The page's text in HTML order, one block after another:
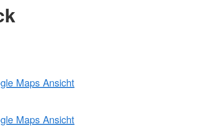
Maps Ansicht
Maps Ansicht